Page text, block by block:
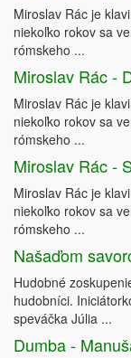
Miroslav Rác je
niekoľko rokov sa
rómskeho ...
Miroslav Rác -
Miroslav Rác je
niekoľko rokov sa
rómskeho ...
Miroslav Rác -
Miroslav Rác je
niekoľko rokov sa
rómskeho ...
Našaďom
Hudobné
hudobníci.
speváčka Júlia ...
Dumba -